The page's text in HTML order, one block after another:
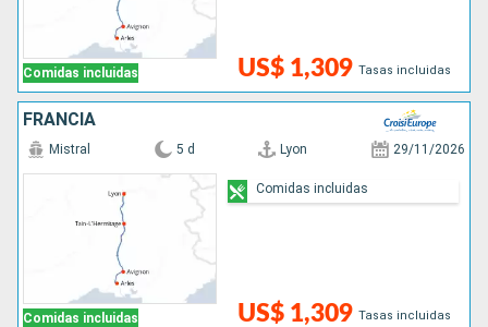
Comidas incluidas US$ 1,309 Tasas incluidas
FRANCIA
Comidas incluidas
Mistral 5 d Lyon 29/11/2026
US$ 1,309 Tasas incluidas
Comidas incluidas